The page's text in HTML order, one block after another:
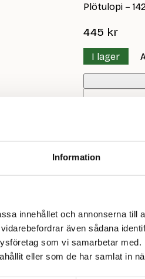
Information
innehållet och annonserna till
även sådana
som vi samarbetar
eller som de har samlat in
Plötulopi –
445 kr
I lager
FÖRESLAGNA
4.50 + 5.50 mm
MASKTÄTHET:
14 m = 10 cm
Ístex är
varma tröjor
uppskattat till